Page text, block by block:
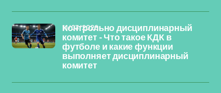
Контрольно дисциплинарный
комитет - Что такое КДК в
футболе и какие функции
выполняет дисциплинарный
комитет
11/03/2026